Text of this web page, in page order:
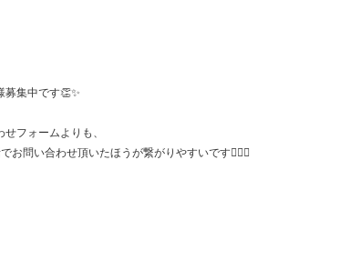
募集中です👏✨
フォームよりも、
お問い合わせ頂いたほうが繋がりやすいです🙋🏻‍♀️